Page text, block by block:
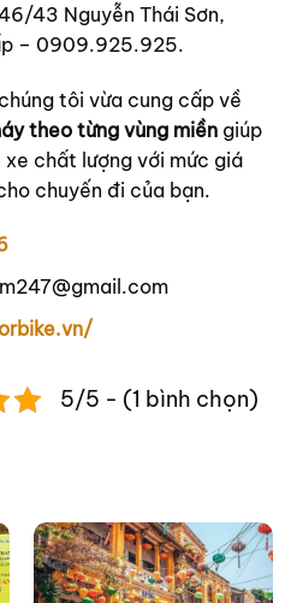
43 Nguyễn Thái Sơn,
– 0909.925.925.
tôi vừa cung cấp về
theo từng vùng miền giúp
chất lượng với mức giá
chuyến đi của bạn.
5/5 - (1 bình chọn)